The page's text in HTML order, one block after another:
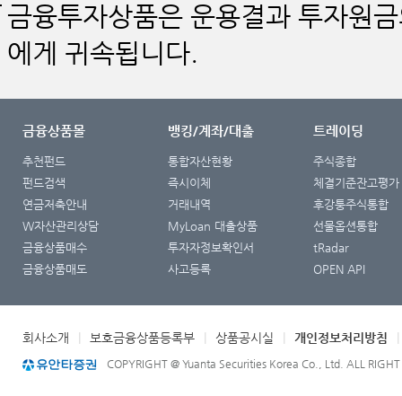
금융투자상품은 운용결과 투자원
에게 귀속됩니다.
금융상품몰
추천펀드
펀드검색
연금저축안내
W자산관리상담
금융상품매수
금융상품매도
뱅킹/계좌/대출
통합자산현황
즉시이체
거래내역
MyLoan 대출상품
투자자정보확인서
사고등록
트레이딩
주식종합
체결기준잔고평가
후강퉁주식통합
선물옵션통합
tRadar
OPEN API
회사소개 보호금융상품등록부 상품공시실 개인정보처리방침
COPYRIGHT @ Yuanta Securities Korea Co., Ltd. ALL RIGHT